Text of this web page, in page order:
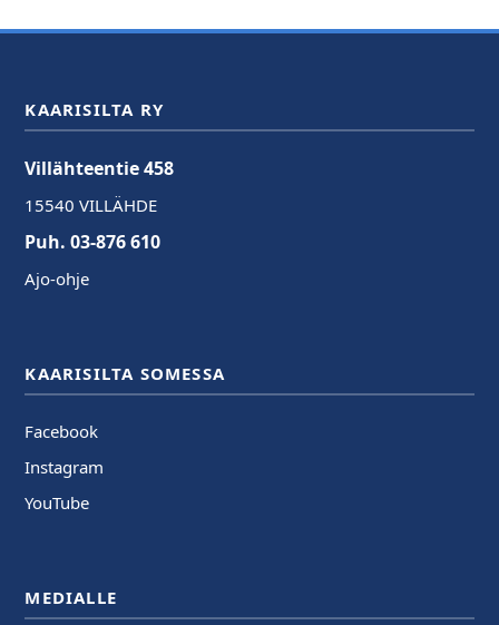
KAARISILTA RY
Villähteentie 458
15540 VILLÄHDE
Puh. 03-876 610
Ajo-ohje
KAARISILTA SOMESSA
Facebook
Instagram
YouTube
MEDIALLE